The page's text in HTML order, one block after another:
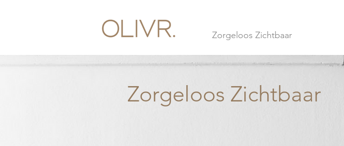
Zorgeloos Zichtbaar
Zorgeloos Zichtbaar